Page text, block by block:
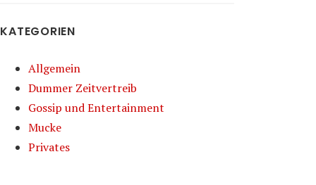
KATEGORIEN
Allgemein
Dummer Zeitvertreib
Gossip und Entertainment
Mucke
Privates